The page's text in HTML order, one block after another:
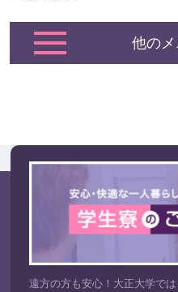
他の
遠方の方も安心！大正大学で